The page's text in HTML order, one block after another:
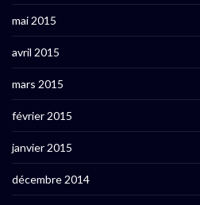
mai 2015
avril 2015
mars 2015
février 2015
janvier 2015
décembre 2014